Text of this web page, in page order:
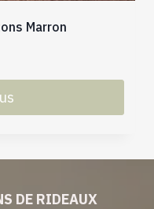
Marron
DE RIDEAUX